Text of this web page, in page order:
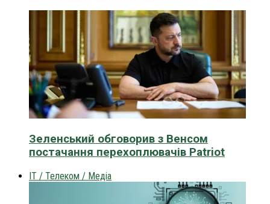
Зеленський обговорив з Венсом
постачання перехоплювачів Patriot
IT / Телеком / Медіа